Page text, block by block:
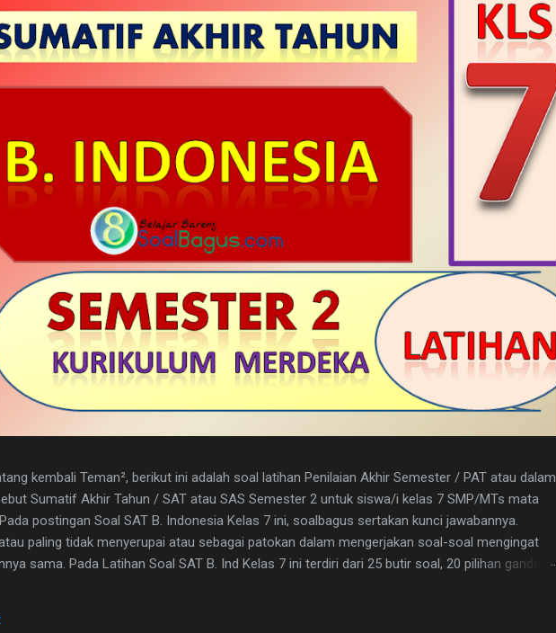
kembali Teman², berikut ini adalah soal latihan Penilaian Akhir Semester / PAT atau dalam
Sumatif Akhir Tahun / SAT atau SAS Semester 2 untuk siswa/i kelas 7 SMP/MTs mata
postingan Soal SAT B. Indonesia Kelas 7 ini, soalbagus sertakan kunci jawabannya.
paling tidak menyerupai atau sebagai patokan dalam mengerjakan soal-soal mengingat
sama. Pada Latihan Soal SAT B. Ind Kelas 7 ini terdiri dari 25 butir soal, 20 pilihan ganda
1. D 2. A 3. C 4. B 5. B 6. B 7. C 8. A 9. D 10. C 11. B 12. D 13. A 14. C 15. A 16. C 17. B 18. B 19.
Teras Berita, dan Isi Berita 2. Judul buku, nama pembuat buku dan logo penerbit 3. a.